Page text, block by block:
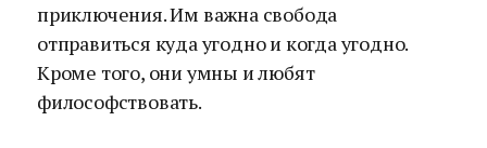
приключения. Им важна свобода
отправиться куда угодно и когда угодно.
Кроме того, они умны и любят
философствовать.